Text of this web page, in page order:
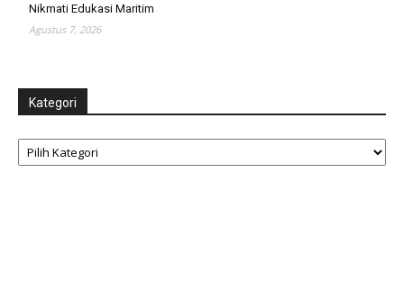
Nikmati Edukasi Maritim
Agustus 7, 2026
Kategori